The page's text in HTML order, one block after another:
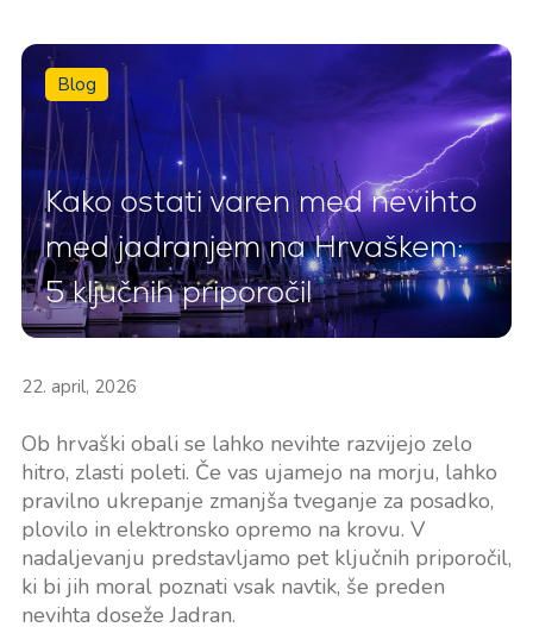
Blog
Kako ostati varen med nevihto
med jadranjem na Hrvaškem:
5 ključnih priporočil
22. april, 2026
Ob hrvaški obali se lahko nevihte razvijejo zelo
hitro, zlasti poleti. Če vas ujamejo na morju, lahko
pravilno ukrepanje zmanjša tveganje za posadko,
plovilo in elektronsko opremo na krovu. V
nadaljevanju predstavljamo pet ključnih priporočil,
ki bi jih moral poznati vsak navtik, še preden
nevihta doseže Jadran.